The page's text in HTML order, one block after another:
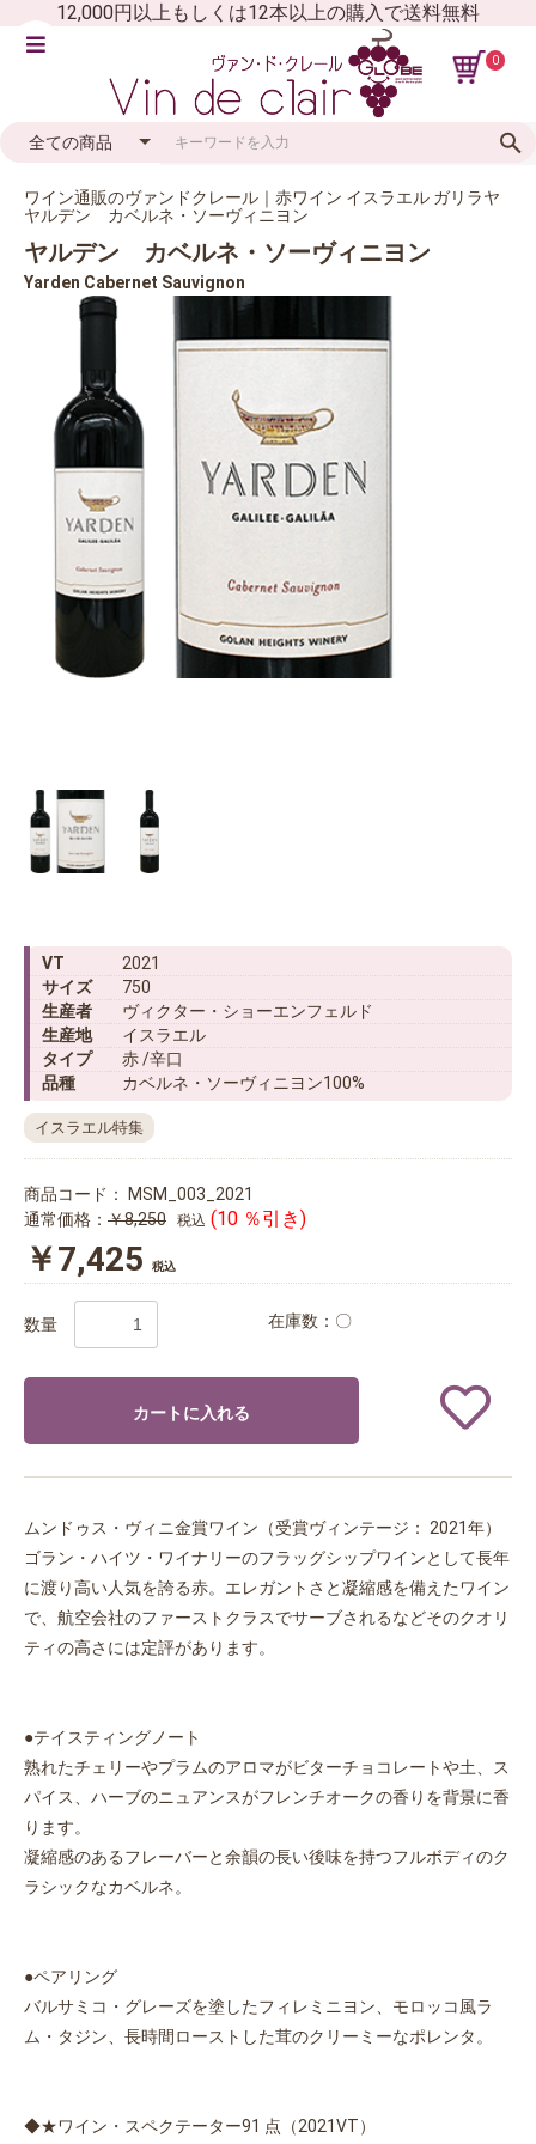
12,000円以上もしくは12本以上の購入で送料無料
0
ワイン通販のヴァンドクレール｜赤ワイン イスラエル ガリラヤ
ヤルデン カベルネ・ソーヴィニヨン
ヤルデン カベルネ・ソーヴィニヨン
Yarden Cabernet Sauvignon
VT
2021
サイズ
750
生産者
ヴィクター・ショーエンフェルド
生産地
イスラエル
タイプ
赤 /辛口
品種
カベルネ・ソーヴィニヨン100%
イスラエル特集
商品コード：
MSM_003_2021
通常価格： ￥8,250 税込 (10 ％引き)
￥7,425 税込
数量 在庫数：〇
カートに入れる
ムンドゥス・ヴィニ金賞ワイン（受賞ヴィンテージ： 2021年）
ゴラン・ハイツ・ワイナリーのフラッグシップワインとして長年
に渡り高い人気を誇る赤。エレガントさと凝縮感を備えたワイン
で、航空会社のファーストクラスでサーブされるなどそのクオリ
ティの高さには定評があります。
●テイスティングノート
熟れたチェリーやプラムのアロマがビターチョコレートや土、ス
パイス、ハーブのニュアンスがフレンチオークの香りを背景に香
ります。
凝縮感のあるフレーバーと余韻の長い後味を持つフルボディのク
ラシックなカベルネ。
●ペアリング
バルサミコ・グレーズを塗したフィレミニヨン、モロッコ風ラ
ム・タジン、長時間ローストした茸のクリーミーなポレンタ。
◆★ワイン・スペクテーター91 点（2021VT）